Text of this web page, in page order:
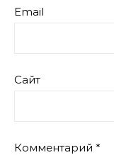
Email
Сайт
Комментарий *